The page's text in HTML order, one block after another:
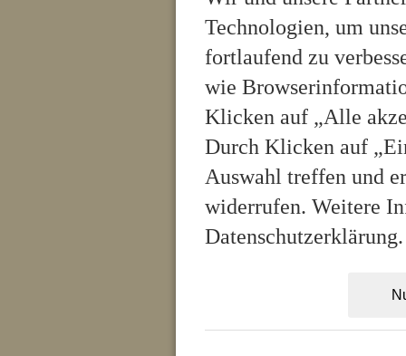
Technologien, um
fortlaufend zu
wie
Klicken auf „Alle
Durch Klicken auf
Auswahl treffen und
widerrufen. Weitere
Datenschutzerklärung.